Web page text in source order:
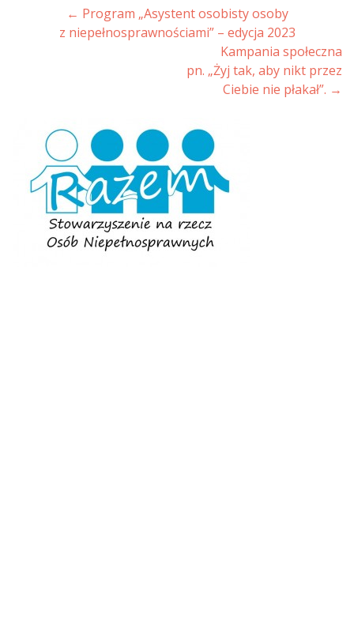
Post navigation
← Program „Asystent osobisty osoby
z niepełnosprawnościami” – edycja 2023
Kampania społeczna
pn. „Żyj tak, aby nikt przez
Ciebie nie płakał”. →